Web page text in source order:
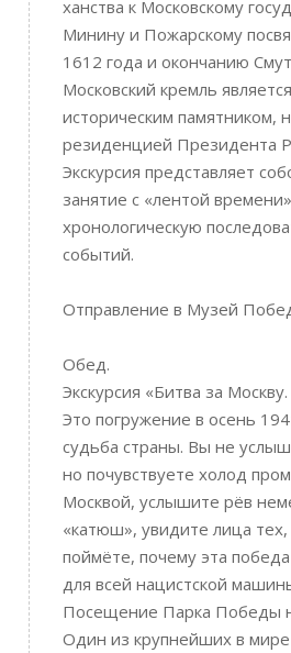
ханства к Московскому
Минину и Пожарскому
1612 года и окончанию
Московский кремль
историческим памятником,
резиденцией Президента
Экскурсия представляет
занятие с «лентой
хронологическую
событий.
Отправление в Музей
Обед.
Экскурсия «Битва за
Это погружение в осень
судьба страны. Вы не
но почувствуете холод
Москвой, услышите рёв
«катюш», увидите лица тех,
поймёте, почему эта
для всей нацистской
Посещение Парка Победы
Один из крупнейших в